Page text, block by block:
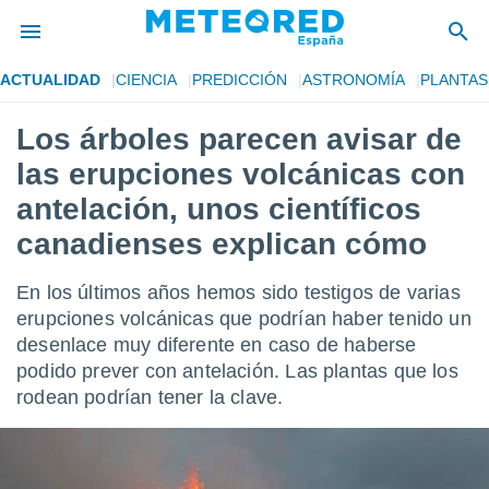
de
por
la
que se
calidad.
las
y
forma
digital
ACTUALIDAD CIENCIA PREDICCIÓN ASTRONOMÍA PLANTAS
Los árboles parecen avisar de
las erupciones volcánicas con
antelación, unos científicos
canadienses explican cómo
En los últimos años hemos sido testigos de varias
erupciones volcánicas que podrían haber tenido un
desenlace muy diferente en caso de haberse
podido prever con antelación. Las plantas que los
rodean podrían tener la clave.